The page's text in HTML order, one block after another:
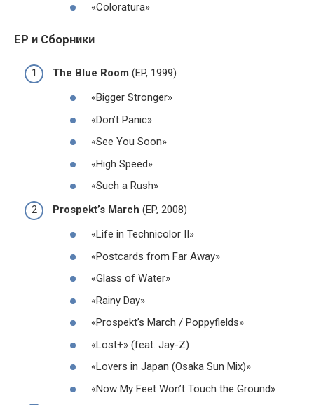
«Coloratura»
EP и Сборники
The Blue Room (EP, 1999)
«Bigger Stronger»
«Don’t Panic»
«See You Soon»
«High Speed»
«Such a Rush»
Prospekt’s March (EP, 2008)
«Life in Technicolor II»
«Postcards from Far Away»
«Glass of Water»
«Rainy Day»
«Prospekt’s March / Poppyfields»
«Lost+» (feat. Jay-Z)
«Lovers in Japan (Osaka Sun Mix)»
«Now My Feet Won’t Touch the Ground»